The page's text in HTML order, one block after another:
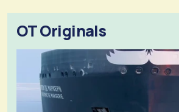
OT Originals